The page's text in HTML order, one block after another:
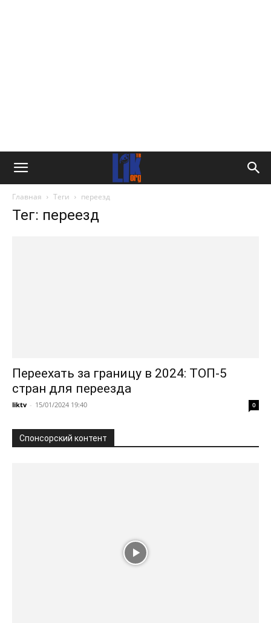
Главная Теги переезд
Тег: переезд
Переехать за границу в 2024: ТОП-5
стран для переезда
liktv - 15/01/2024 19:40 0
Спонсорский контент